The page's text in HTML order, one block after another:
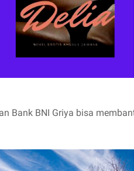
Bank BNI Griya bisa